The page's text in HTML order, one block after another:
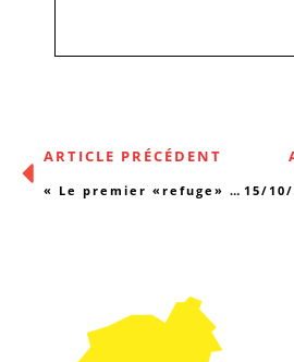
ARTICLE PRÉCÉDENT
« Le premier «refuge» LGBT de Belgique (…) »